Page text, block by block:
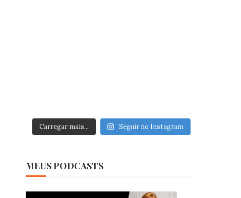
Carregar mais... Seguir no Instagram
MEUS PODCASTS